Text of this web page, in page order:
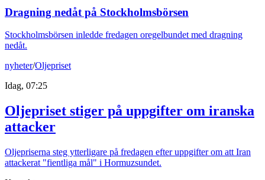
Dragning nedåt på Stockholmsbörsen
Stockholmsbörsen inledde fredagen oregelbundet med dragning
nedåt.
nyheter/Oljepriset
Idag, 07:25
Oljepriset stiger på uppgifter om iranska
attacker
Oljepriserna steg ytterligare på fredagen efter uppgifter om att Iran
attackerat "fientliga mål" i Hormuzsundet.